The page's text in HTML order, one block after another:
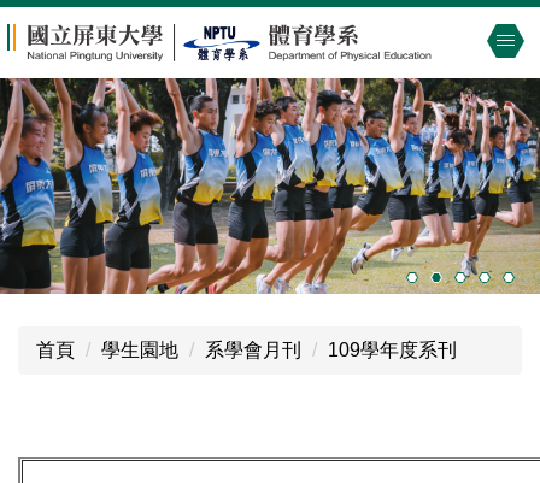
到
主
要
內
容
區
首頁 學生園地 系學會月刊 109學年度系刊